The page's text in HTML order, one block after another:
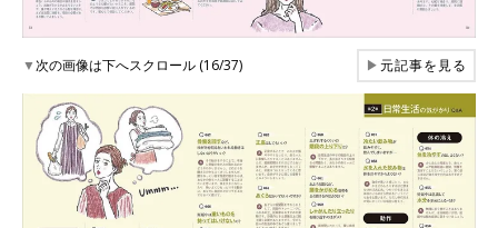
▼次の画像は下へスクロール (16/37) ▶元記事を見る